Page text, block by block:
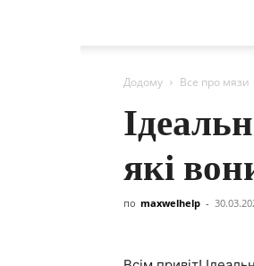
Додому Все про мязи
які
по maxwelhelp -